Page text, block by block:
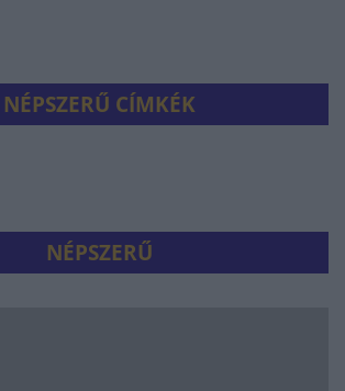
NÉPSZERŰ CÍMKÉK
NÉPSZERŰ